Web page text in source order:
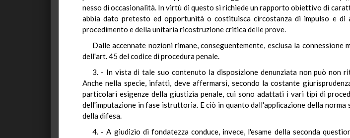
nesso di occasionalità. In virtù di questo si richiede un rapporto obiettivo di
abbia dato pretesto ed opportunità o costituisca circostanza di impulso e
procedimento e della unitaria ricostruzione critica delle prove.
Dalle accennate nozioni rimane, conseguentemente, esclusa la
dell'art. 45 del codice di procedura penale.
3. - In vista di tale suo contenuto la disposizione denunziata non può
Anche nella specie, infatti, deve affermarsi, secondo la costante
particolari esigenze della giustizia penale, cui sono adattati i vari tipi di
dell'imputazione in fase istruttoria. E ciò in quanto dall'applicazione della
della difesa.
4. - A giudizio di fondatezza conduce, invece, l'esame della seconda